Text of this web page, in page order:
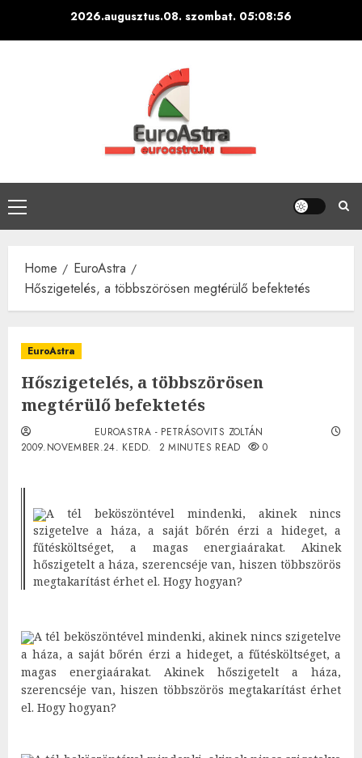
2026.augusztus.08. szombat. 05:08:57
Primary
Menu
Home
EuroAstra
Hőszigetelés, a többszörösen megtérülő befektetés
EuroAstra
Hőszigetelés, a többszörösen
megtérülő befektetés
EUROASTRA - PETRÁSOVITS ZOLTÁN
2009.NOVEMBER.24. KEDD.
2 MINUTES READ 0
A tél beköszöntével mindenki, akinek nincs
szigetelve a háza, a saját bőrén érzi a hideget, a
fűtésköltséget, a magas energiaárakat. Akinek
hőszigetelt a háza, szerencséje van, hiszen többszörös
megtakarítást érhet el. Hogy hogyan?
A tél beköszöntével mindenki, akinek nincs szigetelve
a háza, a saját bőrén érzi a hideget, a fűtésköltséget, a
magas energiaárakat. Akinek hőszigetelt a háza,
szerencséje van, hiszen többszörös megtakarítást érhet
el. Hogy hogyan?